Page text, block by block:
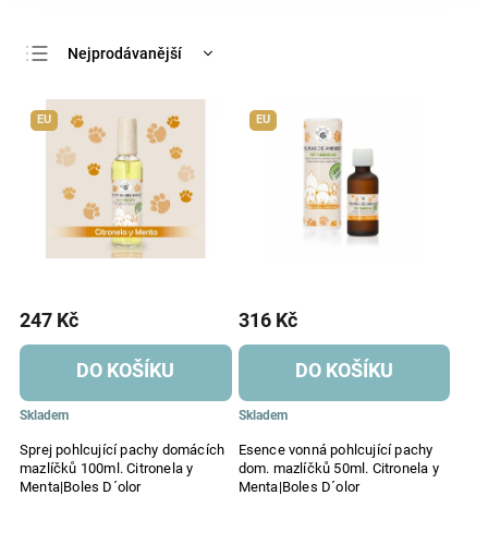
Nejprodávanější
Nejdražší
Abecedně
EU
Sprej pohlcující pachy domácích
mazlíčků 100ml. Citronela y
Menta|Boles D´olor
Skladem
247 Kč
DO KOŠÍKU
EU
Esence vonná pohlcující pachy
dom. mazlíčků 50ml. Citronela y
Menta|Boles D´olor
Skladem
316 Kč
DO KOŠÍKU